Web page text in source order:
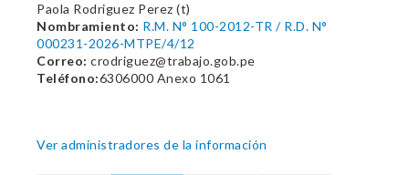
Paola Rodriguez Perez (t)
Nombramiento: R.M. N° 100-2012-TR / R.D. N°
000231-2026-MTPE/4/12
Correo: crodriguez@trabajo.gob.pe
Teléfono:6306000 Anexo 1061
Ver administradores de la información